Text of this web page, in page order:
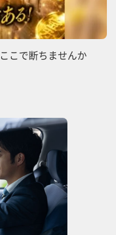
こで断ちませんか